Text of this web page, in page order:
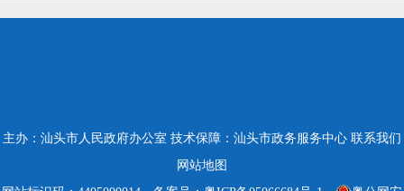
主办：汕头市人民政府办公室 技术保障：汕头市政务服务中心 联系我们
网站地图